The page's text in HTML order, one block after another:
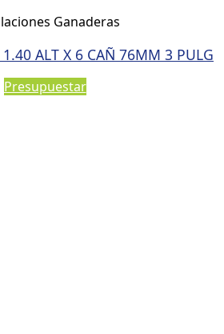
Ganaderas
ALT X 6 CAÑ 76MM 3 PULG
Presupuestar